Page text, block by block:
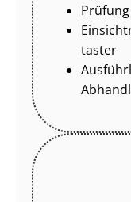
tas­ter